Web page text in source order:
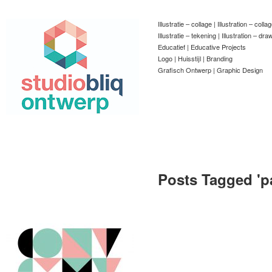
Illustratie – collage | Illustration –
Illustratie – tekening | Illustration –
Educatief | Educative Projects
Logo | Huisstijl | Branding
Grafisch Ontwerp | Graphic Design
Posts Tagged '